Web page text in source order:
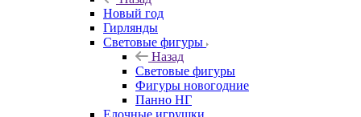
Новый год
Гирлянды
Световые фигуры
Назад
Световые фигуры
Фигуры новогодние
Панно НГ
Елочные игрушки